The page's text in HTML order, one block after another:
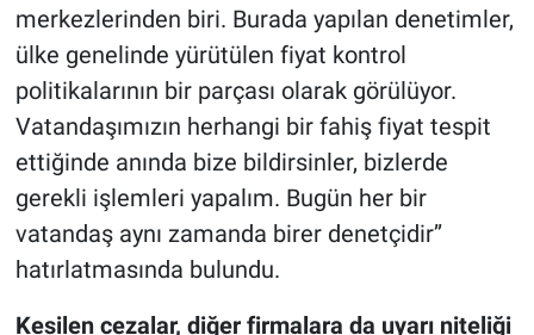
merkezlerinden biri. Burada yapılan denetimler,
ülke genelinde yürütülen fiyat kontrol
politikalarının bir parçası olarak görülüyor.
Vatandaşımızın herhangi bir fahiş fiyat tespit
ettiğinde anında bize bildirsinler, bizlerde
gerekli işlemleri yapalım. Bugün her bir
vatandaş aynı zamanda birer denetçidir’’
hatırlatmasında bulundu.
Kesilen cezalar, diğer firmalara da uyarı niteliği